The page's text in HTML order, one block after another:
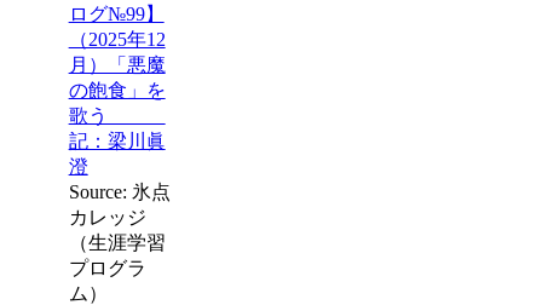
ログ№99】
（2025年12
月）「悪魔
の飽食」を
歌う
記：梁川眞
澄
Source: 氷点
カレッジ
（生涯学習
プログラ
ム）